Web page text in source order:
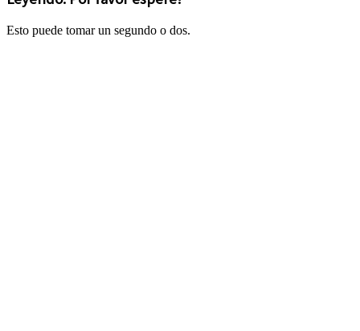
Esto puede tomar un segundo o dos.